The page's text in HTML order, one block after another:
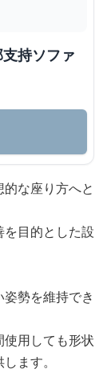
持ソファ
な座り方へと
目的とした設
勢を維持でき
用しても形状
ます。